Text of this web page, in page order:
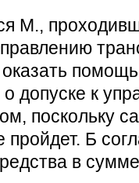
М.,
допуске к
поскольку
Б
в